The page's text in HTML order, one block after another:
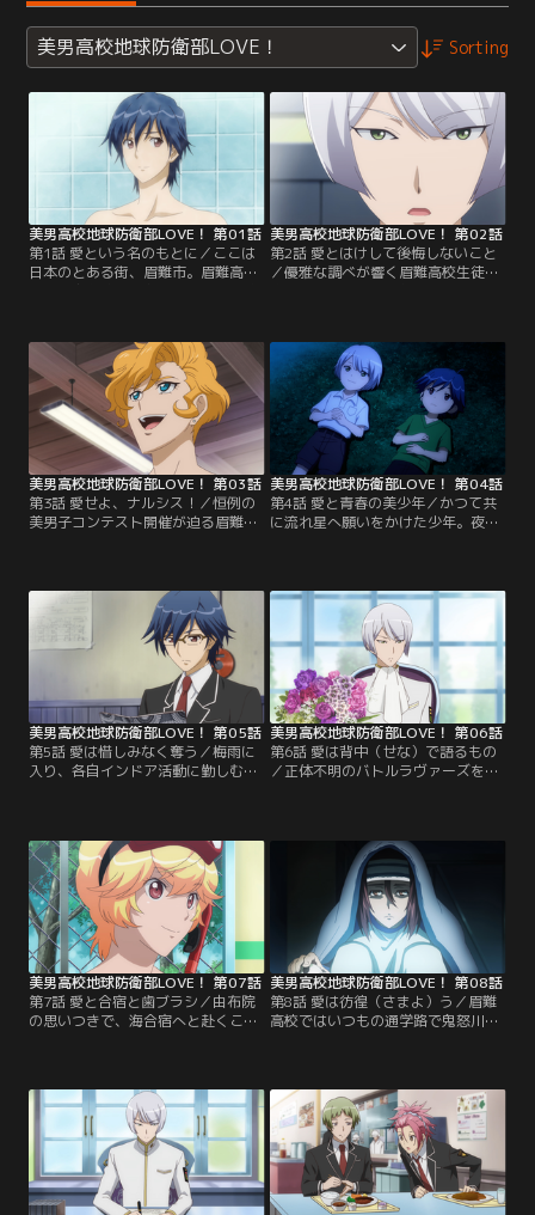
美男高校地球防衛部LOVE！ Sorting
美男高校地球防衛部LOVE！ 第01話
第1話 愛という名のもとに／ここは
日本のとある街、眉難市。眉難高校
げ、高校ライフをダラダラと満喫し
ていた。今日も銭湯「黒玉湯」の一
番風呂で煙と熱史がまったりとして
いたところ、湯船に突然、謎の物体
が落下。桃色の生命体は姿を現すな
り…。
美男高校地球防衛部LOVE！ 第02話
第2話 愛とはけして後悔しないこと
／優雅な調べが響く眉難高校生徒会
る愚民粛清を遂行するため、地球を
征服するためにやってきたらしい謎
の生物、ズンダーと結託していた。
一方、防衛部の5人はウォンバット
と命名した桃色の生命体から…。
美男高校地球防衛部LOVE！ 第03話
第3話 愛せよ、ナルシス！／恒例の
美男子コンテスト開催が迫る眉難高
するため、「地球防衛部・最強タラ
シ蔵王」を勝利に導く作戦会議を始
める。その裏で、美男子ナンバーワ
ンの座を狙って奮闘するも空回りま
くるバレエ部顧問・黒鳥に目をつけ
たズンダーたち。
美男高校地球防衛部LOVE！ 第04話
第4話 愛と青春の美少年／かつて共
に流れ星へ願いをかけた少年。夜の
ない会話を繰り広げていた。居合わ
せたオッさんが五十顔親治という高
校生だと知り、部室でもフケ顔談義
を続ける面々。そこに突如、謎のフ
ィールドが学校を包み…。
美男高校地球防衛部LOVE！ 第05話
第5話 愛は惜しみなく奪う／梅雨に
入り、各自インドア活動に勤しむ防
室に、マスコミ研究会の城崎と田沢
が突撃取材にやってきた。秘密を探
ろうとする城崎に追い回され、ウォ
ンバット、由布院、鳴子、蔵王のス
トレスも増加。黒玉湯で怒りを発散
する防衛部だが…。
美男高校地球防衛部LOVE！ 第06話
第6話 愛は背中（せな）で語るもの
／正体不明のバトルラヴァーズを抹
「期末テストで成績が平均に満たな
い場合は廃部」という通知を突きつ
ける。しぶしぶ勉強する防衛部の
面々。生徒会は金融事情に精通した
鳴子を経理担当にスカウトする。
美男高校地球防衛部LOVE！ 第07話
第7話 愛と合宿と歯ブラシ／由布院
の思いつきで、海合宿へと赴くこと
い砂浜だが、そのビーチは何か普通
では無かった。何だか妙な気分を味
わうメンバーたち……。とりあえず
宿に戻り風呂に入るが、誰かが使用
した形跡のある鳴子の歯ブラシが発
見される。
美男高校地球防衛部LOVE！ 第08話
第8話 愛は彷徨（さまよ）う／眉難
高校ではいつもの通学路で鬼怒川と
た。鬼怒川に対して怒鳴りだし、理
由が分からないまま2人の間に生じ
た亀裂は、ついに防衛部を抜ける騒
ぎにまで発展してしまう。喧嘩に巻
き込まれた有基たち。有基は闇雲に
2人に仲直りを迫るが…。